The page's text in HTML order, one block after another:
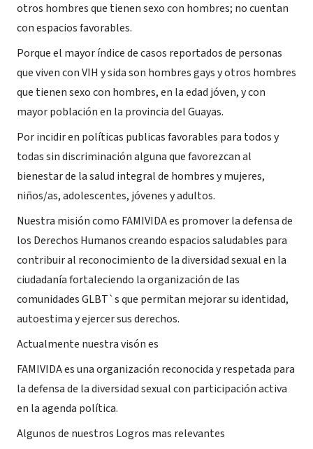
otros hombres que tienen sexo con hombres; no cuentan
con espacios favorables.
Porque el mayor índice de casos reportados de personas
que viven con VIH y sida son hombres gays y otros hombres
que tienen sexo con hombres, en la edad jóven, y con
mayor población en la provincia del Guayas.
Por incidir en políticas publicas favorables para todos y
todas sin discriminación alguna que favorezcan al
bienestar de la salud integral de hombres y mujeres,
niños/as, adolescentes, jóvenes y adultos.
Nuestra misión como FAMIVIDA es promover la defensa de
los Derechos Humanos creando espacios saludables para
contribuir al reconocimiento de la diversidad sexual en la
ciudadanía fortaleciendo la organización de las
comunidades GLBT`s que permitan mejorar su identidad,
autoestima y ejercer sus derechos.
Actualmente nuestra visón es
FAMIVIDA es una organización reconocida y respetada para
la defensa de la diversidad sexual con participación activa
en la agenda política.
Algunos de nuestros Logros mas relevantes